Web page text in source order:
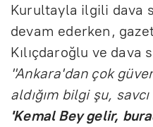
Kurultayla ilgili dava
devam ederken,
Kılıçdaroğlu ve dava
"Ankara'dan çok
aldığım bilgi şu,
'Kemal Bey gelir,